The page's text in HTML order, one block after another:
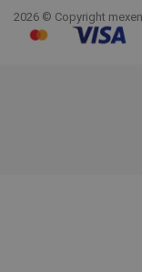
2026 © Copyright